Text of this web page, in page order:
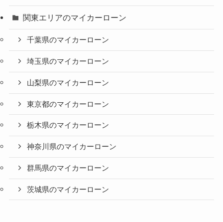
関東エリアのマイカーローン
千葉県のマイカーローン
埼玉県のマイカーローン
山梨県のマイカーローン
東京都のマイカーローン
栃木県のマイカーローン
神奈川県のマイカーローン
群馬県のマイカーローン
茨城県のマイカーローン